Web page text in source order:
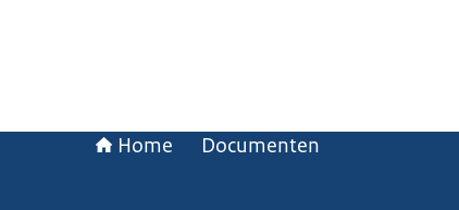
Home Documenten